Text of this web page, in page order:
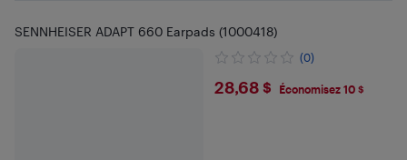
SENNHEISER ADAPT 660 Earpads (1000418)
(0)
$28.68
28,68 $ Économisez 10 $